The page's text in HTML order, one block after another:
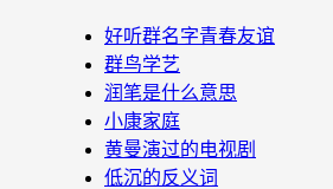
好听群名字青春友谊
群鸟学艺
润笔是什么意思
小康家庭
黄曼演过的电视剧
低沉的反义词